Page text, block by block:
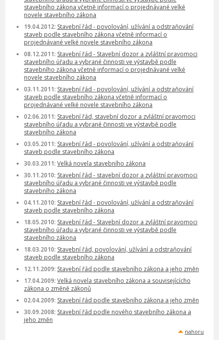
stavebního zákona včetně informací o projednávané velké
novele stavebního zákona
19.04.2012: Stavební řád - povolování, užívání a odstraňování
staveb podle stavebního zákona včetně informací o
projednávané velké novele stavebního zákona
08.12.2011: Stavební řád - Stavební dozor a zvláštní pravomoci
stavebního úřadu a vybrané činnosti ve výstavbě podle
stavebního zákona včetně informací o projednávané velké
novele stavebního zákona
03.11.2011: Stavební řád - povolování, užívání a odstraňování
staveb podle stavebního zákona včetně informací o
projednávané velké novele stavebního zákona
02.06.2011: Stavební řád, stavební dozor a zvláštní pravomoci
stavebního úřadu a vybrané činnosti ve výstavbě podle
stavebního zákona
03.05.2011: Stavební řád - povolování, užívání a odstraňování
staveb podle stavebního zákona
30.03.2011: Velká novela stavebního zákona
30.11.2010: Stavební řád - stavební dozor a zvláštní pravomoci
stavebního úřadu a vybrané činnosti ve výstavbě podle
stavebního zákona
04.11.2010: Stavební řád - povolování, užívání a odstraňování
staveb podle stavebního zákona
18.05.2010: Stavební řád - Stavební dozor a zvláštní pravomoci
stavebního úřadu a vybrané činnosti ve výstavbě podle
stavebního zákona
18.03.2010: Stavební řád, povolování, užívání a odstraňování
staveb podle stavebního zákona
12.11.2009: Stavební řád podle stavebního zákona a jeho změn
17.04.2009: Velká novela stavebního zákona a souvisejícícho
zákona o změně zákonů
02.04.2009: Stavební řád podle stavebního zákona a jeho změn
30.09.2008: Stavební řád podle nového stavebního zákona a
jeho změn
nahoru